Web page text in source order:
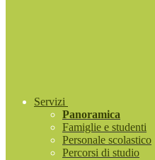
Servizi
Panoramica
Famiglie e studenti
Personale scolastico
Percorsi di studio